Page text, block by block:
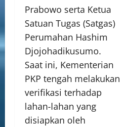
Prabowo serta Ketua
Satuan Tugas (Satgas)
Perumahan Hashim
Djojohadikusumo.
Saat ini, Kementerian
PKP tengah melakukan
verifikasi terhadap
lahan-lahan yang
disiapkan oleh